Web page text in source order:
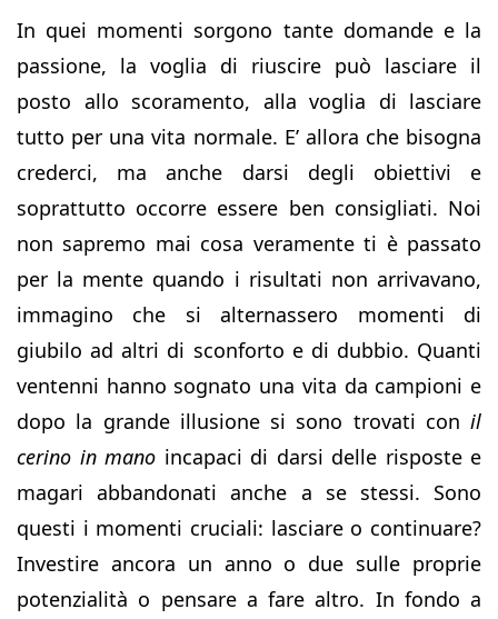
In quei momenti sorgono tante domande e la
passione, la voglia di riuscire può lasciare il
posto allo scoramento, alla voglia di lasciare
tutto per una vita normale. E’ allora che bisogna
crederci, ma anche darsi degli obiettivi e
soprattutto occorre essere ben consigliati. Noi
non sapremo mai cosa veramente ti è passato
per la mente quando i risultati non arrivavano,
immagino che si alternassero momenti di
giubilo ad altri di sconforto e di dubbio. Quanti
ventenni hanno sognato una vita da campioni e
dopo la grande illusione si sono trovati con il
cerino in mano incapaci di darsi delle risposte e
magari abbandonati anche a se stessi. Sono
questi i momenti cruciali: lasciare o continuare?
Investire ancora un anno o due sulle proprie
potenzialità o pensare a fare altro. In fondo a